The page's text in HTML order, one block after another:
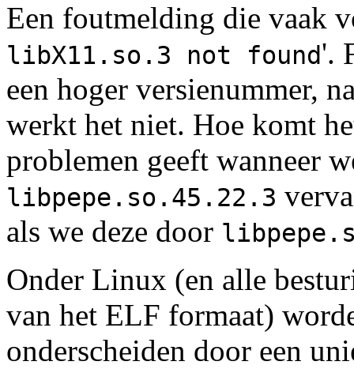
Een foutmelding die vaak
libX11.so.3 not found'.
een hoger versienummer,
werkt het niet. Hoe komt
problemen geeft wanneer
libpepe.so.45.22.3
als we deze door
Onder Linux (en alle
van het ELF formaat)
onderscheiden door een